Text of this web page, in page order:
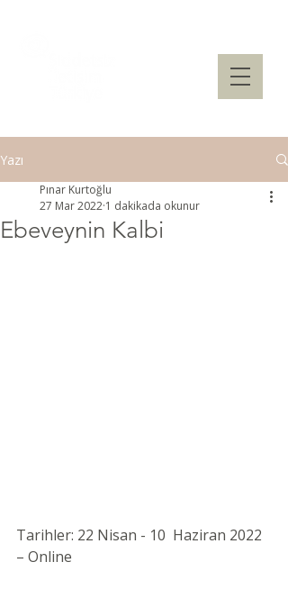
Yazı
Ebeveynin Kalbi
Pınar Kurtoğlu
27 Mar 2022 1 dakikada okunur
Tarihler: 22 Nisan - 10  Haziran 2022
– Online